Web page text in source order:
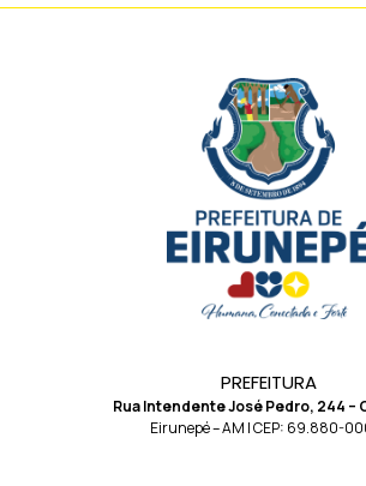
PREFEITURA
Rua Intendente José Pedro, 244 –
Eirunepé – AM | CEP: 69.880-